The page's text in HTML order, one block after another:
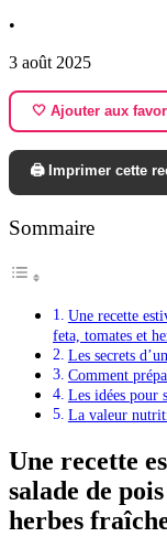
•
3 août 2025
🤍 Ajouter aux
🖨️ Imprimer cette
Sommaire
Une recette
feta, tomates et
Les secrets
Comment
Les idées pour
La valeur
Une recette
salade de
herbes